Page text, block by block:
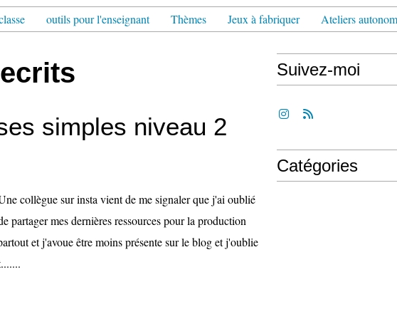
outils pour l'enseignant Thèmes Jeux à fabriquer Ateliers
simples niveau 2
collègue sur insta vient de me signaler que j'ai oublié
partager mes dernières ressources pour la production
et j'avoue être moins présente sur le blog et j'oublie
Suivez-moi
Catégories